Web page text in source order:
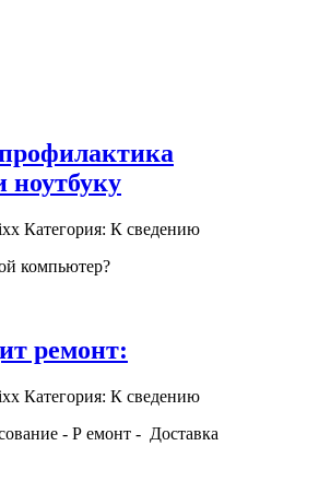
ноутбуку
Категория: К сведению
компьютер?
ремонт:
Категория: К сведению
- Р емонт - Доставка